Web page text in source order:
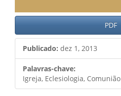
PDF
Publicado: dez 1, 2013
Palavras-chave:
Igreja, Eclesiologia, Comunião